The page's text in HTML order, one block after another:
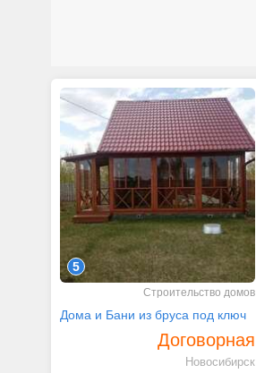
5
Строительство домов
Дома и Бани из бруса под ключ
Договорная
Новосибирск